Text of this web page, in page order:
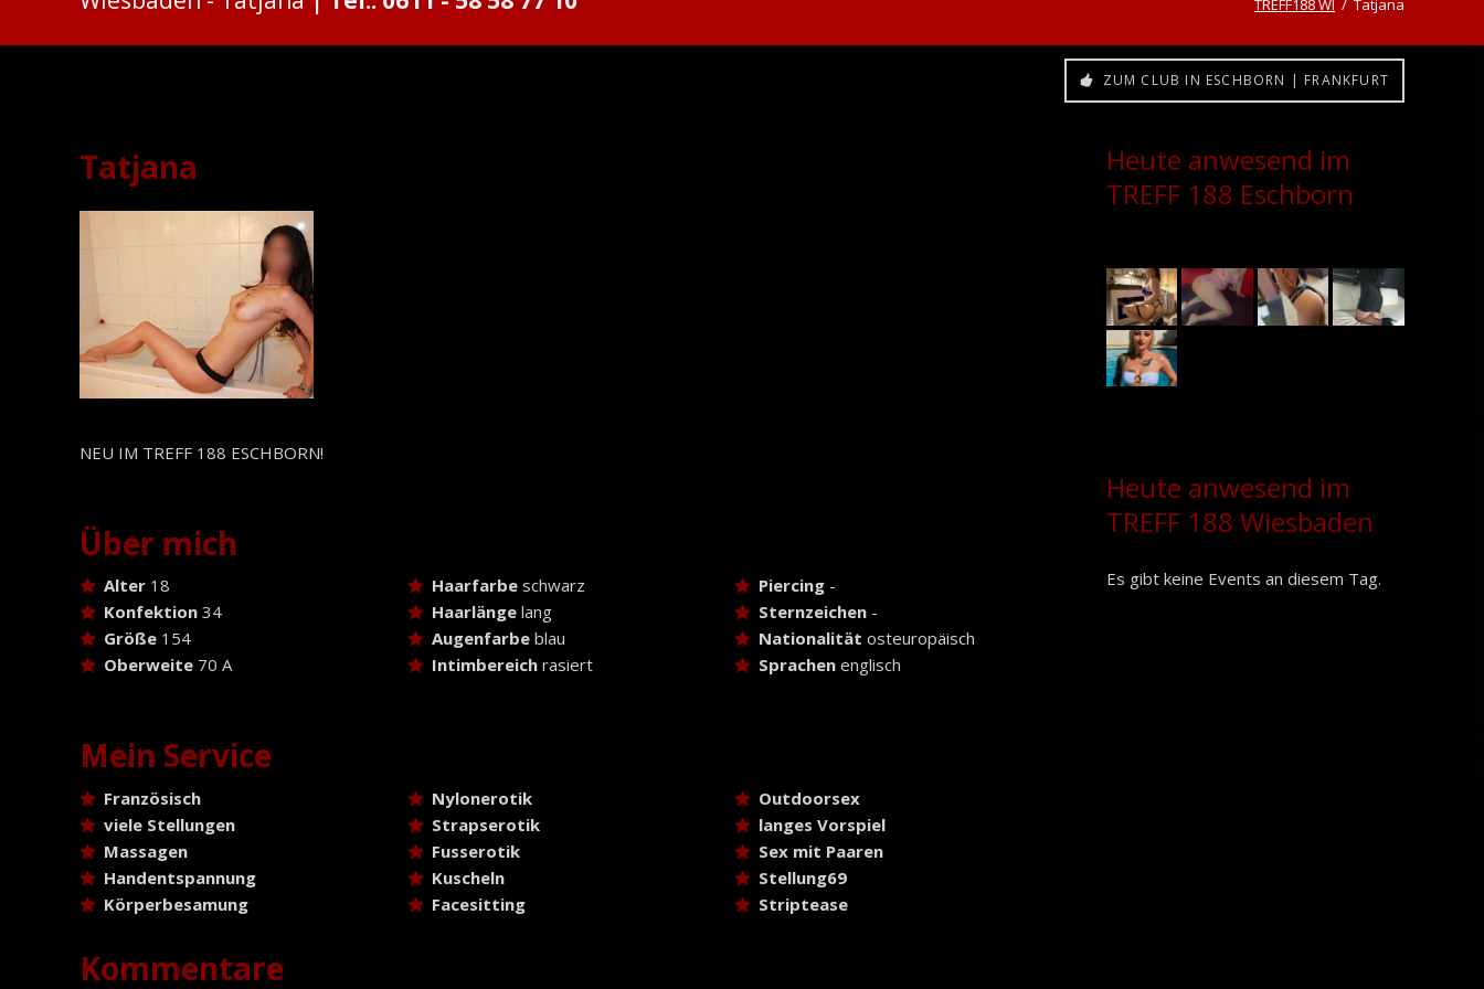
TREFF188 WI Tatjana
ZUM CLUB IN ESCHBORN | FRANKFURT
Tatjana
NEU IM TREFF 188 ESCHBORN!
Über mich
Alter 18
Konfektion 34
Größe 154
Oberweite 70 A
Haarfarbeschwarz
Haarlängelang
Augenfarbeblau
Intimbereichrasiert
Piercing -
Sternzeichen -
Nationalität osteuropäisch
Sprachen englisch
Mein Service
Französisch
viele Stellungen
Massagen
Handentspannung
Körperbesamung
Nylonerotik
Strapserotik
Fusserotik
Kuscheln
Facesitting
Outdoorsex
langes Vorspiel
Sex mit Paaren
Stellung69
Striptease
Kommentare
Heute anwesend im
TREFF 188 Eschborn
Heute anwesend im
TREFF 188 Wiesbaden
Es gibt keine Events an diesem Tag.